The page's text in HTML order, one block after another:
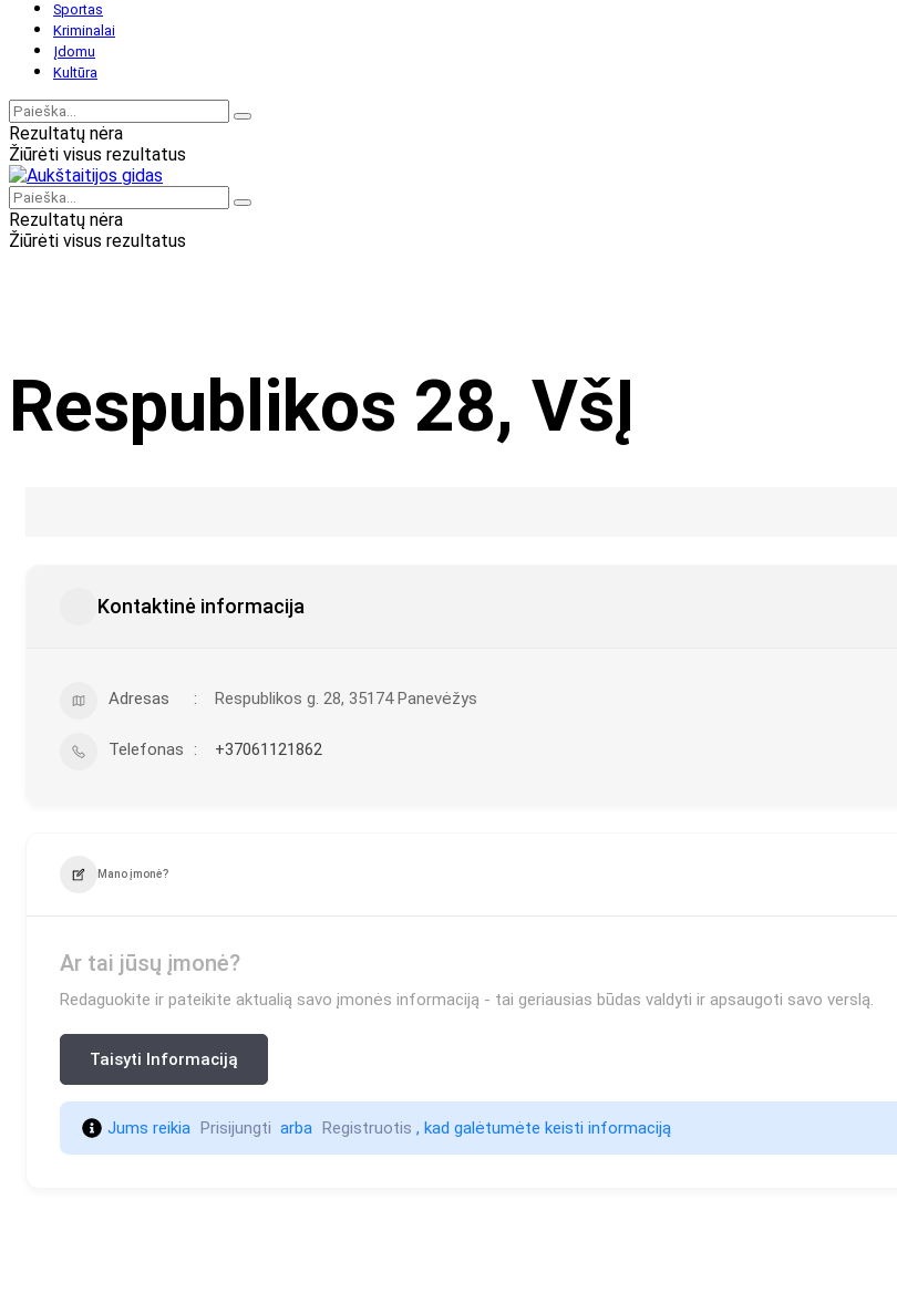
Sportas
Kriminalai
Įdomu
Kultūra
Rezultatų nėra
Žiūrėti visus rezultatus
Rezultatų nėra
Žiūrėti visus rezultatus
Respublikos 28, VšĮ
Kontaktinė informacija
Adresas Respublikos g. 28, 35174 Panevėžys
Telefonas +37061121862
Mano įmonė?
Ar tai jūsų įmonė?
Redaguokite ir pateikite aktualią savo įmonės informaciją - tai geriausias būdas valdyti ir apsaugoti savo verslą.
Taisyti Informaciją
Jums reikia Prisijungti arba Registruotis , kad galėtumėte keisti informaciją